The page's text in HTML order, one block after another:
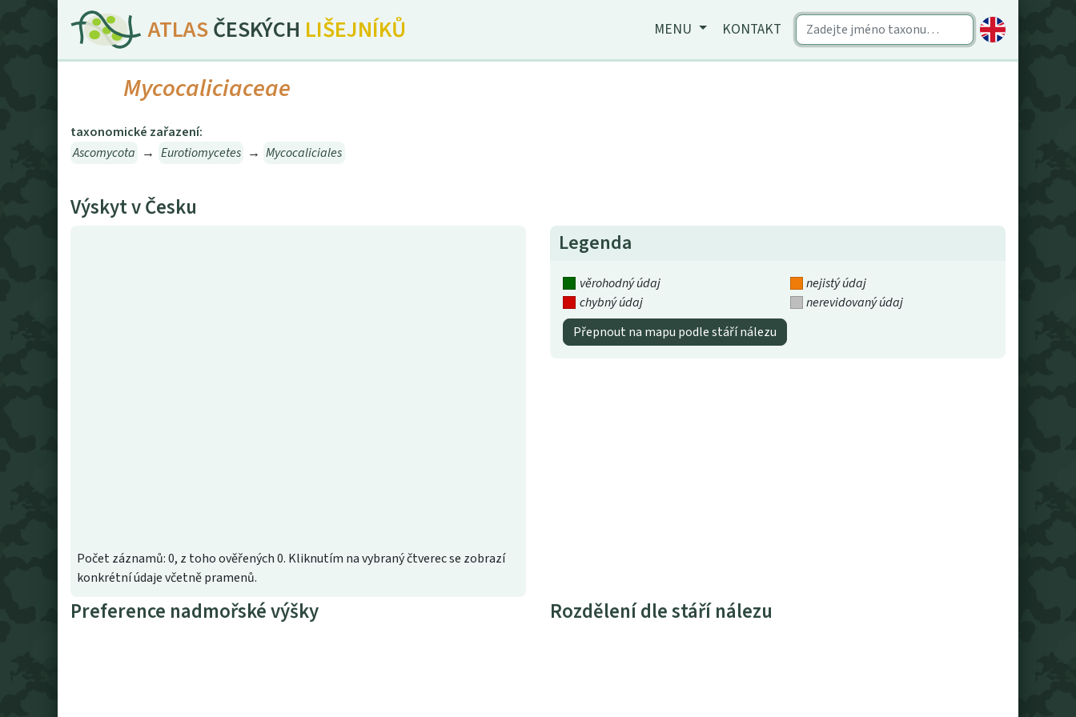
ATLASČESKÝCH LIŠEJNÍKŮ MENU KONTAKT
Mycocaliciaceae
taxonomické zařazení:
Ascomycota → Eurotiomycetes → Mycocaliciales
Výskyt v Česku
Počet záznamů: 0, z toho ověřených 0. Kliknutím na vybraný čtverec se zobrazí
konkrétní údaje včetně pramenů.
Legenda
věrohodný údaj
nejistý údaj
chybný údaj
nerevidovaný údaj
Přepnout na mapu podle stáří nálezu
Preference nadmořské výšky Rozdělení dle stáří nálezu